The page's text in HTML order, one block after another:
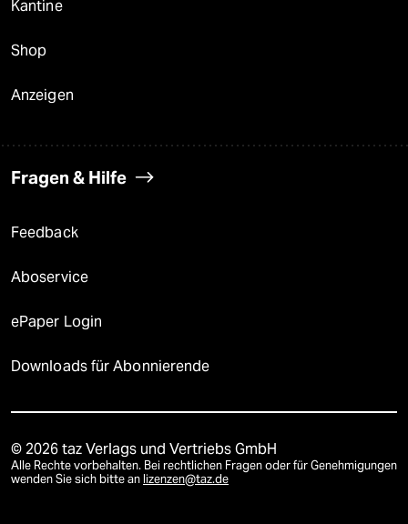
Kantine
Shop
Anzeigen
Fragen & Hilfe
Feedback
Aboservice
ePaper Login
Downloads für Abonnierende
© 2026 taz Verlags und Vertriebs GmbH
Alle Rechte vorbehalten. Bei rechtlichen Fragen oder für Genehmigungen
wenden Sie sich bitte an lizenzen@taz.de